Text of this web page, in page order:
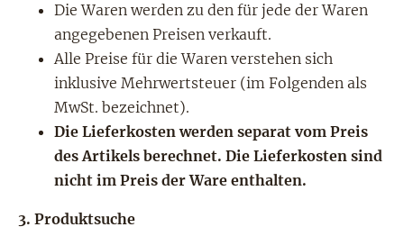
Die Waren werden zu den für jede der Waren
angegebenen Preisen verkauft.
Alle Preise für die Waren verstehen sich
inklusive Mehrwertsteuer (im Folgenden als
MwSt. bezeichnet).
Die Lieferkosten werden separat vom Preis
des Artikels berechnet. Die Lieferkosten sind
nicht im Preis der Ware enthalten.
3. Produktsuche